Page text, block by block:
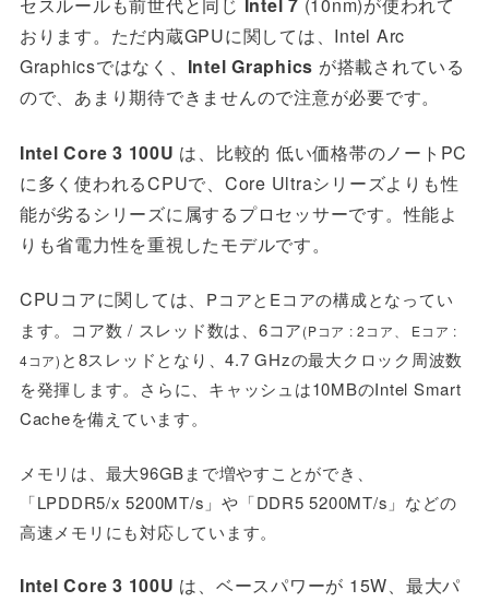
セスルールも前世代と同じ Intel 7 (10nm)が使われて
おります。ただ内蔵GPUに関しては、Intel Arc
Graphicsではなく、 Intel Graphics が搭載されている
ので、あまり期待できませんので注意が必要です。
IntelCore 3 100U は、比較的 低い価格帯のノートPC
に多く使われるCPUで、Core Ultraシリーズよりも性
能が劣るシリーズに属するプロセッサーです。性能よ
りも省電力性を重視したモデルです。
CPUコアに関しては、 PコアとEコアの構成となってい
ます。コア数 / スレッド数は、6コア(Pコア : 2コア、 Eコア :
4コア) と8スレッドとなり、4.7 GHzの最大クロック周波数
を発揮します。さらに、キャッシュは10MBのIntel Smart
Cacheを備えています。
メモリは、 最大96GBまで増やすことができ、
「LPDDR5/x 5200MT/s」や「DDR5 5200MT/s」 などの
高速メモリにも対応しています。
IntelCore 3 100U は、ベースパワーが 15W、最大パ